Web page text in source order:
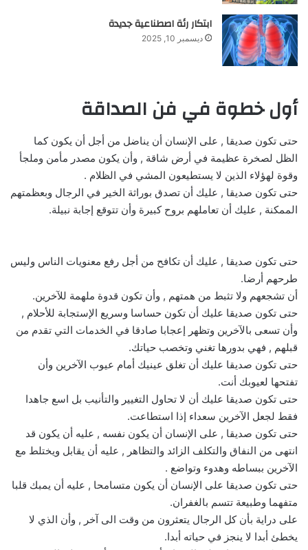
ابتكار رئة اصطناعية جديدة
ديسمبر 10, 2025
أول خطوة في فن الصداقة
حتى تكون صديقا , على الإنسان أن يناضل من أجل أن يكون كما
الظل لصخرة عظيمة في أرض شاقة , وأن يكون مصدر مأمن وملجأ
وقوة لهؤلاء الذين لا يستطيعون المشي في الظلام .
حتى تكون صديقا , عليك أن تصدق بوراثة الخير في الرجال وبعظمتهم
الممكنة , عليك أن تعاملهم بروح كبيرة وأن تتوقع إجابة نبيلة.
حتى تكون صديقا , عليك أن تكافح من أجل رفع معنويات الناس وليس
طرحهم أرضا.
أن تشجعهم ولا تثبط من همتهم , وأن تكون قدوة ملهمة للآخرين.
حتى تكون صديقا عليك أن تكون حساسا وسريع الإستجابة للأحلام ,
وأن تسعى بالآخرين وتظهر إعجابا صادقا في الخدمات التي تقدم من
قبلهم , فهي بدورها تغني وتخصب حياتك.
حتى تكون صديقا عليك أن تغلق عينيك أمام عيوب الآخرين وأن
تفتحها لعيوبك أنت.
حتى تكون صديقا عليك أن لا تحاول التغيير والتأنيب بل اسع جاهدا
فقط لجعل الآخرين سعداء إذا استطاعت.
حتى تكون صديقا , على الإنسان أن يكون نفسه , عليه أن يكون قد
انتهى من النفاق والتكلف الزائد والتظاهر , عليه أن يقابل ويختلط مع
الآخرين ببساطه وهدوء وتواضع .
حتى تكون صديقا على الإنسان أن يكون متسامحا , عليه أن يمبك قلبا
متفهما وطبيعة تتسم بالغفران.
على دراية بأن كل الرجال يتعثرون من وقت الى آخر , وأن الذي لا
يخطئ أبدا لا ينجز في حياته أبدا.